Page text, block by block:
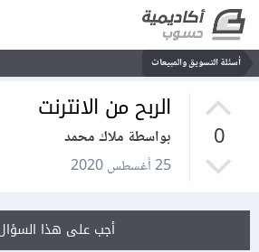
أسئلة التسويق والمبيعات
0
الربح من الانترنت
بواسطة ملاك محمد
25 أغسطس 2020
أجب على هذا السؤال